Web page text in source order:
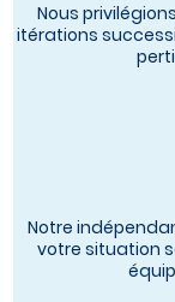
Nous
itérations
Notre
votre situation